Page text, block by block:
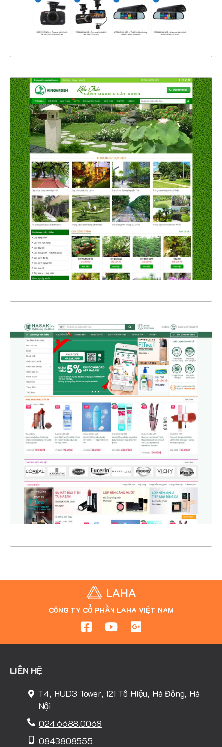
XEM THỰC TẾ
4352
CHI TIẾT
XEM THỰC TẾ
4365
CHI TIẾT
XEM THỰC TẾ
CÔNG TY CỔ PHẦN LAHA VIỆT NAM
LIÊN HỆ
T4, HUD3 Tower, 121 Tô Hiệu, Hà Đông, Hà
Nội
024.6688.0068
0843808555